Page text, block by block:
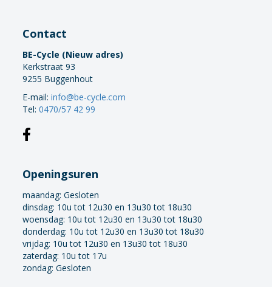
Contact
BE-Cycle (Nieuw adres)
Kerkstraat 93
9255 Buggenhout
E-mail:info@be-cycle.com
Tel:0470/57 42 99
Openingsuren
maandag:Gesloten
dinsdag: 10u tot 12u30 en 13u30 tot 18u30
woensdag: 10u tot 12u30 en 13u30 tot 18u30
donderdag: 10u tot 12u30 en 13u30 tot 18u30
vrijdag: 10u tot 12u30 en 13u30 tot 18u30
zaterdag: 10u tot 17u
zondag: Gesloten